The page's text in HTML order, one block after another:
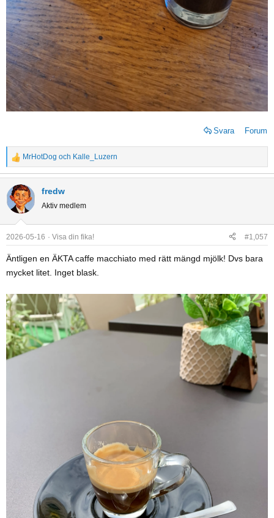
Svara Forum
R
e
a
c
t
i
o
n
s
:
MrHotDog och Kalle_Luzern
fredw
Aktiv medlem
2026-05-16 Visa din fika! #1,057
Äntligen en ÄKTA caffe macchiato med rätt mängd mjölk! Dvs bara
mycket litet. Inget blask.